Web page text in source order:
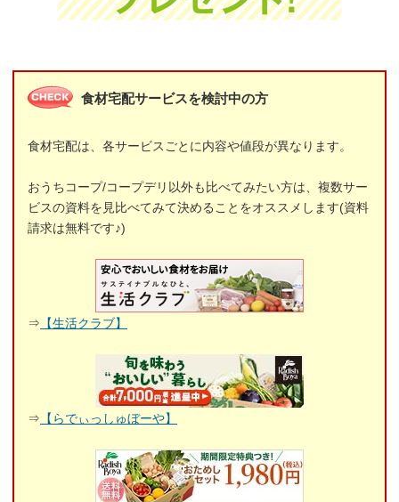
食材宅配サービスを検討中の方
食材宅配は、各サービスごとに内容や値段が異なります。
おうちコープ/コープデリ以外も比べてみたい方は、複数サー
ビスの資料を見比べてみて決めることをオススメします(資料
請求は無料です♪)
⇒ 【生活クラブ】
⇒ 【らでぃっしゅぼーや】